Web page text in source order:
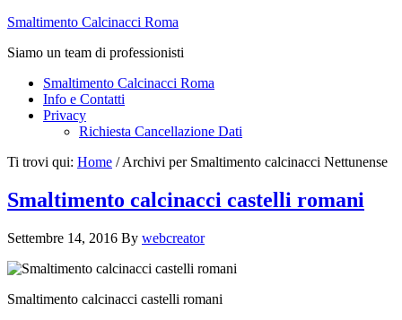
Smaltimento Calcinacci Roma
Siamo un team di professionisti
Smaltimento Calcinacci Roma
Info e Contatti
Privacy
Richiesta Cancellazione Dati
Ti trovi qui: Home /Archivi per Smaltimento calcinacci Nettunense
Smaltimento calcinacci castelli romani
Settembre 14, 2016 By webcreator
Smaltimento calcinacci castelli romani